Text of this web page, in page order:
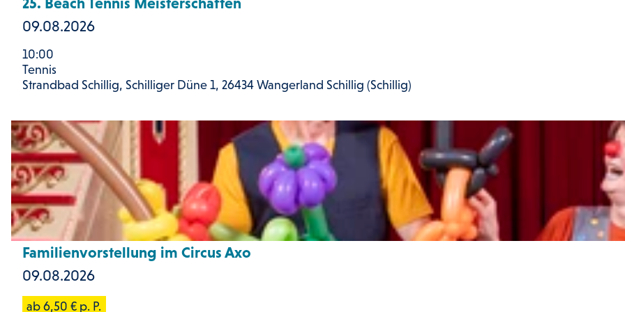
'
2
5
.
B
09.08.2026
10:00
Tennis
Strandbad Schillig, Schilliger Düne 1, 26434 Wangerland Schillig (Schillig)
D
e
t
a
i
l Jörg Trittner, JOERG TRITTNER | CC-BY-SA
Familienvorstellung im Circus Axo
09.08.2026
ab 6,50 € p. P.